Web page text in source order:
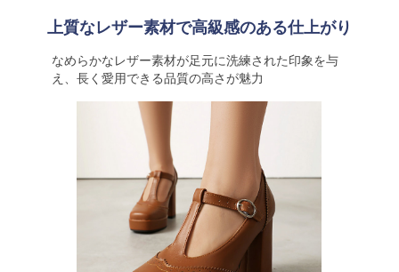
上質なレザー素材で高級感のある仕上がり
なめらかなレザー素材が足元に洗練された印象を与
え、長く愛用できる品質の高さが魅力